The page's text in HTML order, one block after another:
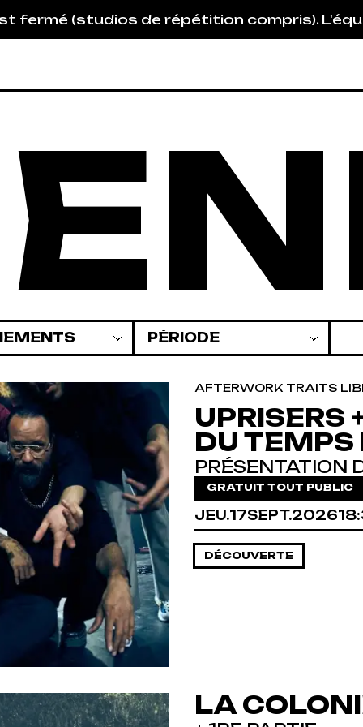
de répétition compris). L'équipe sera de
Les périodes
AFTERWORK TRAITS
UPRISERS
DU
PRÉSENTATION
GRATUIT TOUT PUBLIC
JEUDI
JEU.17SEPTEMBRE
SEPT.2026
DÉCOUVERTE
LA